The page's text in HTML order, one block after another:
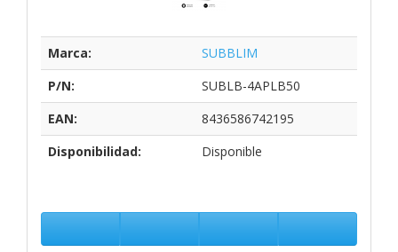
Marca:
SUBBLIM
P/N:
SUBLB-4APLB50
EAN:
8436586742195
Disponibilidad:
Disponible